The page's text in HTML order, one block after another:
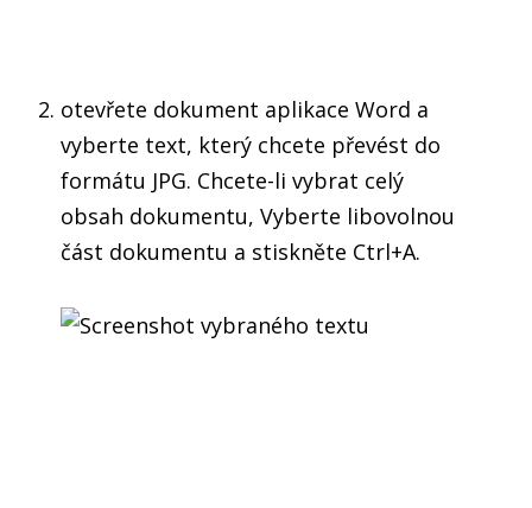
otevřete dokument aplikace Word a
vyberte text, který chcete převést do
formátu JPG. Chcete-li vybrat celý
obsah dokumentu, Vyberte libovolnou
část dokumentu a stiskněte Ctrl+A.